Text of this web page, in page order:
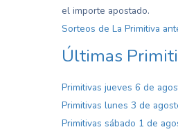
el importe apostado.
Sorteos de La Primitiva
Últimas
Primitivas jueves 6 de
Primitivas lunes 3 de
Primitivas sábado 1 de